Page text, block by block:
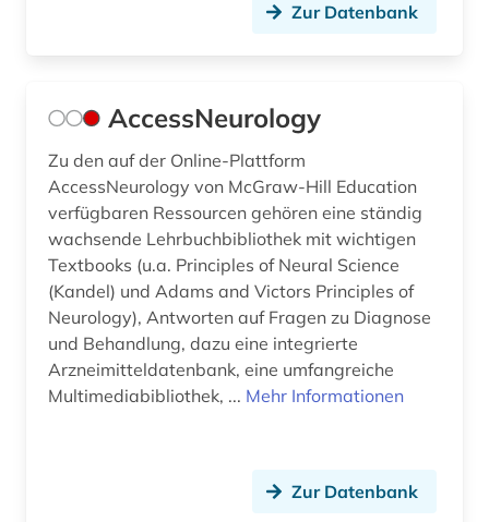
Zur Datenbank
AccessNeurology
Zu den auf der Online-Plattform
AccessNeurology von McGraw-Hill Education
verfügbaren Ressourcen gehören eine ständig
wachsende Lehrbuchbibliothek mit wichtigen
Textbooks (u.a. Principles of Neural Science
(Kandel) und Adams and Victors Principles of
Neurology), Antworten auf Fragen zu Diagnose
und Behandlung, dazu eine integrierte
Arzneimitteldatenbank, eine umfangreiche
Multimediabibliothek, ... Mehr Informationen
Zur Datenbank